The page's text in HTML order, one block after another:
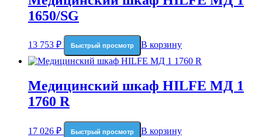
1650/SG
13 753 ₽ Быстрый просмотр В корзину
Медицинский шкаф HILFE МД 1
1760 R
17 026 ₽ Быстрый просмотр В корзину